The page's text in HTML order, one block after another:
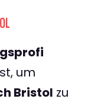
um
Bristol zu